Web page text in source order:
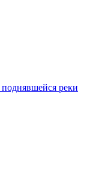
поднявшейся реки